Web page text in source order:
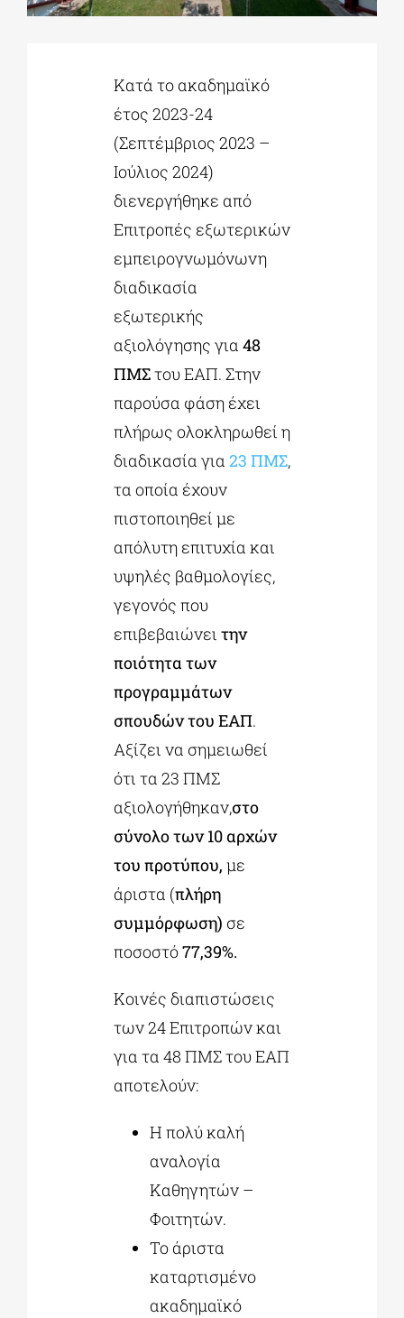
ΕΚΠΑΙΔΕΥΤΙΚΑ ΙΔΡΥΜΑΤΑ
ΠΟΛΙΤΙΣΤΙΚΟΙ ΦΟΡΕΙΣ
Κατά το ακαδημαϊκό
έτος 2023-24
(Σεπτέμβριος 2023 –
Ιούλιος 2024)
διενεργήθηκε από
Επιτροπές εξωτερικών
εμπειρογνωμόνωνη
διαδικασία
εξωτερικής
αξιολόγησης για 48
ΠΜΣτου ΕΑΠ. Στην
παρούσα φάση έχει
πλήρως ολοκληρωθεί η
διαδικασία για 23 ΠΜΣ,
τα οποία έχουν
πιστοποιηθεί με
απόλυτη επιτυχία και
υψηλές βαθμολογίες,
γεγονός που
επιβεβαιώνει την
ποιότητα των
προγραμμάτων
σπουδών του ΕΑΠ.
Αξίζει να σημειωθεί
ότι τα 23 ΠΜΣ
αξιολογήθηκαν,στο
σύνολο των 10 αρχών
του προτύπου, με
άριστα (πλήρη
συμμόρφωση) σε
ποσοστό77,39%.
Κοινές διαπιστώσεις
των 24 Επιτροπών και
για τα 48 ΠΜΣ του ΕΑΠ
αποτελούν:
Η πολύ καλή
αναλογία
Καθηγητών –
Φοιτητών.
Το άριστα
καταρτισμένο
ακαδημαϊκό